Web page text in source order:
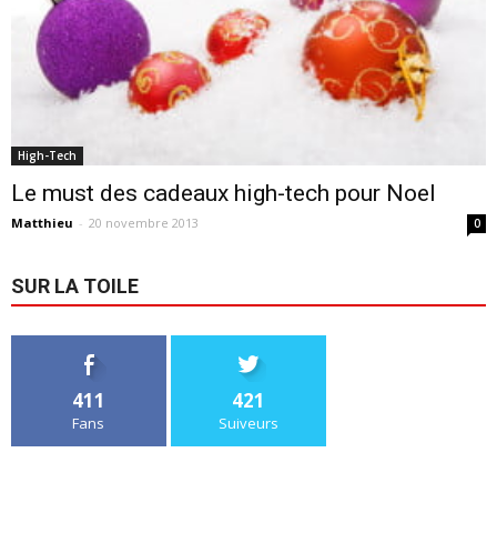
High-Tech
Le must des cadeaux high-tech pour Noel
Matthieu - 20 novembre 2013 0
SUR LA TOILE
411
Fans
421
Suiveurs